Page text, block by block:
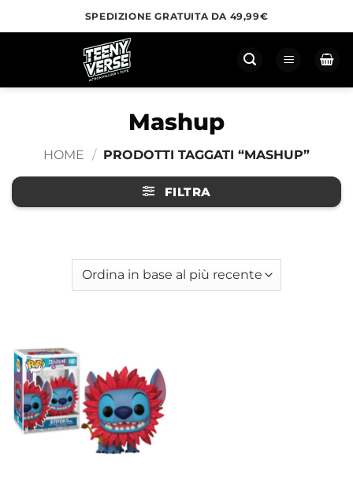
ai
SPEDIZIONE GRATUITA DA 49,99€
Mashup
HOME / PRODOTTI TAGGATI “MASHUP”
FILTRA